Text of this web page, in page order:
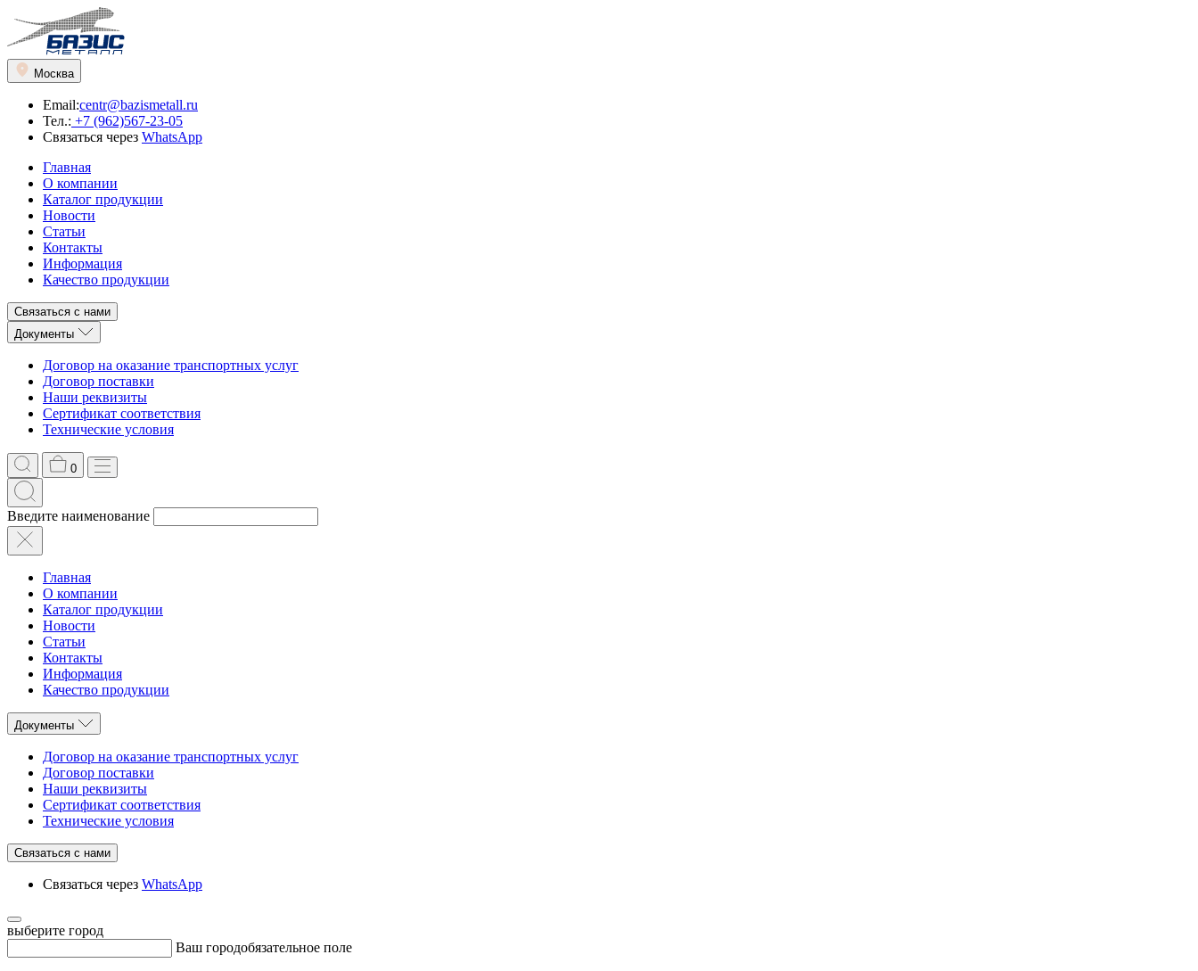
Москва
Email:centr@bazismetall.ru
Тел.: +7 (962)567-23-05
Связаться через WhatsApp
Главная
О компании
Каталог продукции
Новости
Статьи
Контакты
Информация
Качество продукции
Связаться с нами
Документы
Договор на оказание транспортных услуг
Договор поставки
Наши реквизиты
Сертификат соответствия
Технические условия
0
Введите наименование
Главная
О компании
Каталог продукции
Новости
Статьи
Контакты
Информация
Качество продукции
Документы
Договор на оказание транспортных услуг
Договор поставки
Наши реквизиты
Сертификат соответствия
Технические условия
Связаться с нами
Связаться через WhatsApp
выберите город
Ваш городобязательное поле